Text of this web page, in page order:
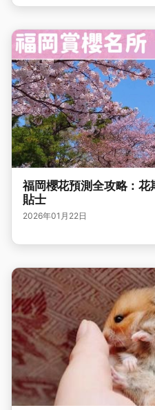
福岡櫻花預測全攻略：花
貼士
2026年01月22日